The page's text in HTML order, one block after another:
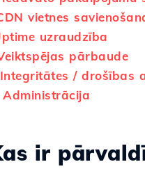
vietnes
uzraudzība
pārbaude
Integritātes / drošības
Administrācija
ir